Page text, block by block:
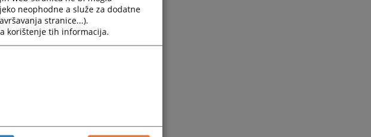
nije pokrenut upravni spor.
neophodne a služe za dodatne
stranice...).
korištenje tih informacija.